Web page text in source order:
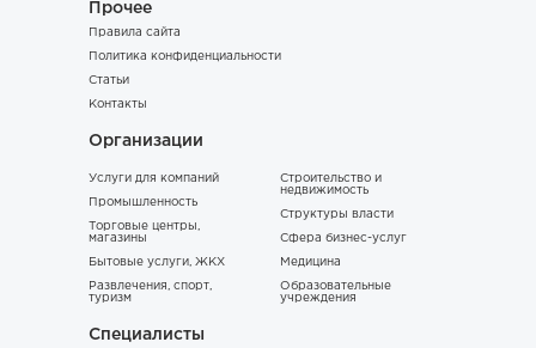
Прочее
Правила сайта
Политика конфиденциальности
Статьи
Контакты
Организации
Услуги для компаний
Промышленность
Торговые центры,
магазины
Бытовые услуги, ЖКХ
Развлечения, спорт,
туризм
Строительство и
недвижимость
Структуры власти
Сфера бизнес-услуг
Медицина
Образовательные
учреждения
Специалисты